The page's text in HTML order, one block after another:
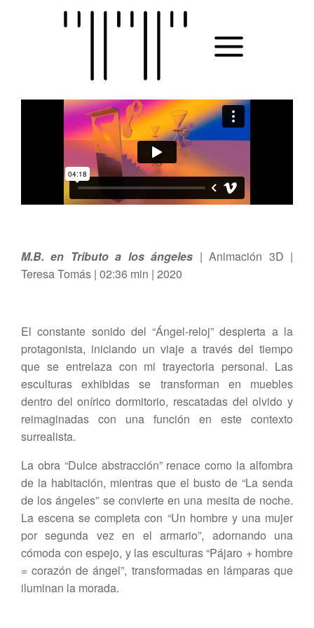
MAIN
MENU
M.B. en Tributo a los ángeles | Animación 3D |
Teresa Tomás | 02:36 min | 2020
El constante sonido del “Ángel-reloj” despierta a la
protagonista, iniciando un viaje a través del tiempo
que se entrelaza con mi trayectoria personal. Las
esculturas exhibidas se transforman en muebles
dentro del onírico dormitorio, rescatadas del olvido y
reimaginadas con una función en este contexto
surrealista.
La obra “Dulce abstracción” renace como la alfombra
de la habitación, mientras que el busto de “La senda
de los ángeles” se convierte en una mesita de noche.
La escena se completa con “Un hombre y una mujer
por segunda vez en el armario”, adornando una
cómoda con espejo, y las esculturas “Pájaro + hombre
= corazón de ángel”, transformadas en lámparas que
iluminan la morada.